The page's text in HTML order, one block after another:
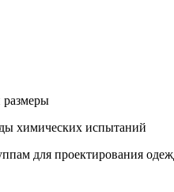
размеры
химических испытаний
для проектирования